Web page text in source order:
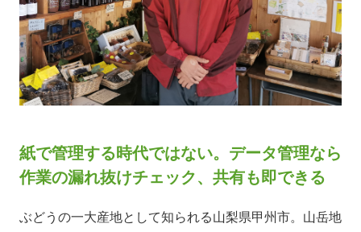
紙で管理する時代ではない。データ管理なら
作業の漏れ抜けチェック、共有も即できる
ぶどうの一大産地として知られる山梨県甲州市。山岳地